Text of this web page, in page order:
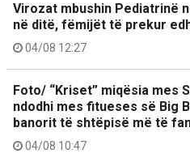
Virozat mbushin Pediatrinë
në ditë, fëmijët të prekur
04/08 12:27
Foto/ “Kriset” miqësia mes
ndodhi mes fitueses së Big
banorit të shtëpisë më të
04/08 10:47